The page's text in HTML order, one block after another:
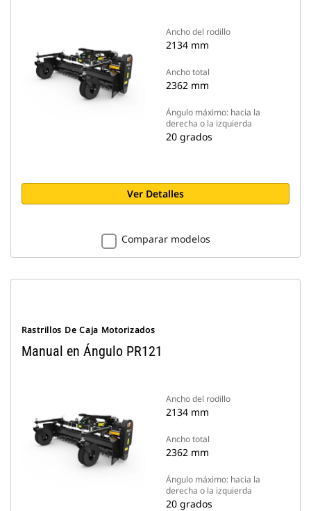
Ancho del rodillo
2134 mm
Ancho total
2362 mm
Ángulo máximo: hacia la
derecha o la izquierda
20 grados
Ver Detalles
Comparar modelos
Rastrillos De Caja Motorizados
Manual en Ángulo PR121
Ancho del rodillo
2134 mm
Ancho total
2362 mm
Ángulo máximo: hacia la
derecha o la izquierda
20 grados